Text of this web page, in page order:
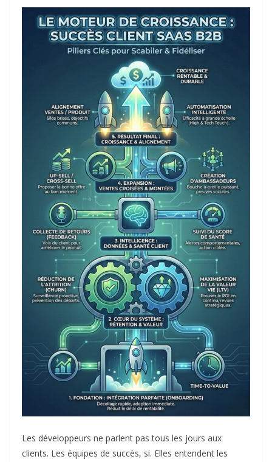
Les développeurs ne parlent pas tous les jours aux
clients. Les équipes de succès, si. Elles entendent les